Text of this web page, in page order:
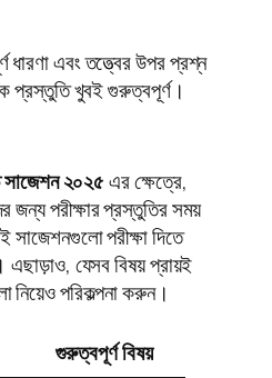
ধারণা এবং তত্ত্বের উপর প্রশ্ন
প্রস্তুতি খুবই গুরুত্বপূর্ণ।
সাজেশন ২০২৫এর ক্ষেত্রে,
জন্য পরীক্ষার প্রস্তুতির সময়
পরীক্ষা দিতে
যেসব বিষয় প্রায়ই
নিয়েও পরিকল্পনা করুন।
গুরুত্বপূর্ণ বিষয়